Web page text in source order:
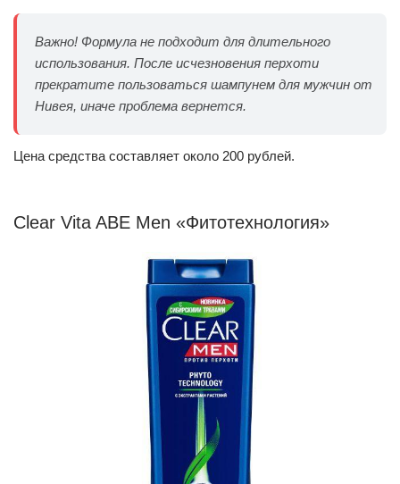
Важно! Формула не подходит для длительного
использования. После исчезновения перхоти
прекратите пользоваться шампунем для мужчин от
Нивея, иначе проблема вернется.
Цена средства составляет около 200 рублей.
Clear Vita ABE Men «Фитотехнология»